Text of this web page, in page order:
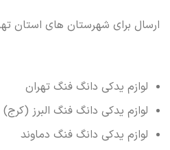
ارسال برای شهرستان های استان
لوازم یدکی دانگ فنگ تهران
لوازم یدکی دانگ فنگ البرز (کرج)
لوازم یدکی دانگ فنگ دماوند